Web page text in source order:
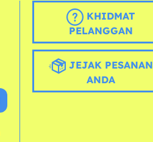
KHIDMAT
PELANGGAN
JEJAK PESANAN
ANDA